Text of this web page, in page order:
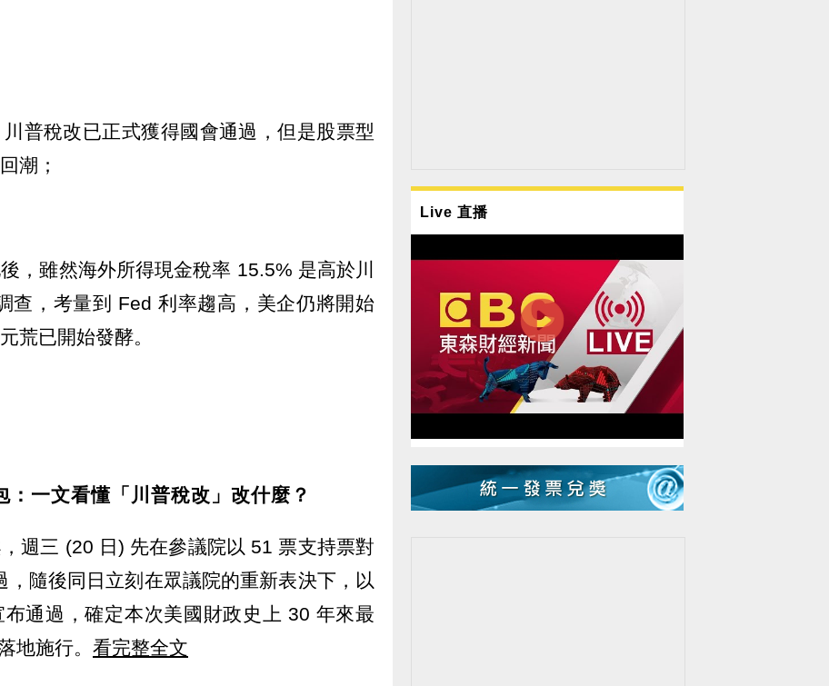
川普稅改已正式獲得國會通過，但是股票型
潮；
，雖然海外所得現金稅率 15.5% 是高於川
查，考量到 Fed 利率趨高，美企仍將開始
荒已開始發酵。
：一文看懂「川普稅改」改什麼？
週三 (20 日) 先在參議院以 51 票支持票對
隨後同日立刻在眾議院的重新表決下，以
通過，確定本次美國財政史上 30 年來最
地施行。 看完整全文
Live 直播